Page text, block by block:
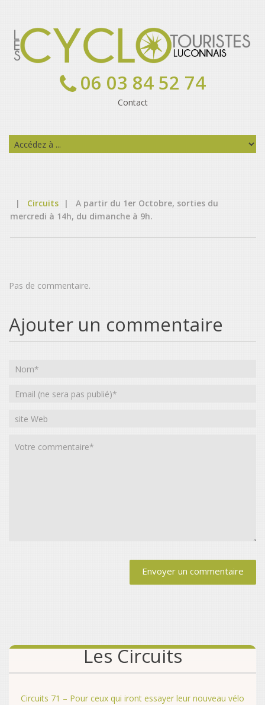
06 03 84 52 74
Contact
| Circuits |
A partir du 1er Octobre, sorties du
mercredi à 14h, du dimanche à 9h.
Pas de commentaire.
Ajouter un commentaire
Les Circuits
Circuits 71 – Pour ceux qui iront essayer leur nouveau vélo